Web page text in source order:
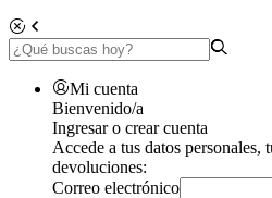
Mi cuenta
Bienvenido/a
Ingresar o crear cuenta
Accede a tus datos personales,
devoluciones:
Correo electrónico